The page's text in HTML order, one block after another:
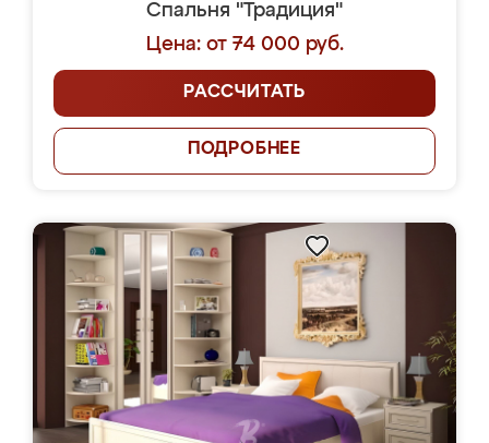
Спальня "Традиция"
Цена: от 74 000 руб.
РАССЧИТАТЬ
ПОДРОБНЕЕ